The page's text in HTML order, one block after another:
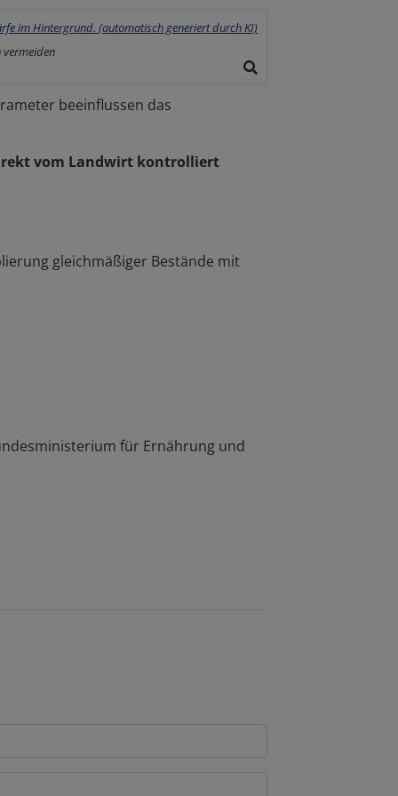
vermeiden
beeinflussen das
vom Landwirt kontrolliert
gleichmäßiger Bestände mit
für Ernährung und